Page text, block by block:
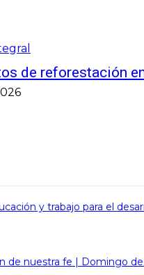
de reforestación
y trabajo para el
de nuestra fe | Domingo